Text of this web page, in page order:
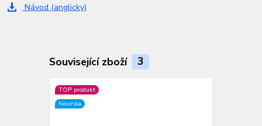
Návod (anglicky)
Související zboží 3
TOP produkt
Novinka